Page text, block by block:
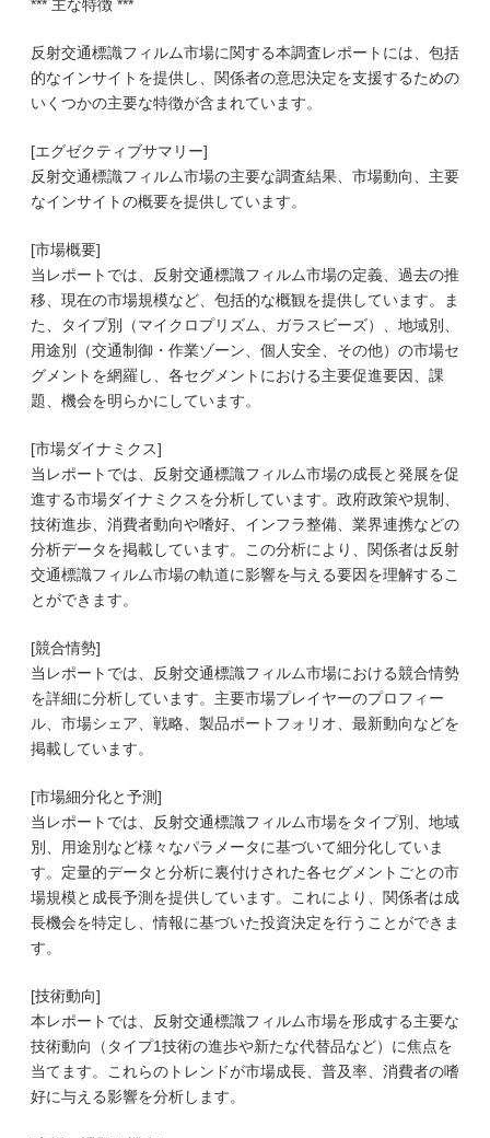
*** 主な特徴 ***
反射交通標識フィルム市場に関する本調査レポートには、包括
的なインサイトを提供し、関係者の意思決定を支援するための
いくつかの主要な特徴が含まれています。
[エグゼクティブサマリー]
反射交通標識フィルム市場の主要な調査結果、市場動向、主要
なインサイトの概要を提供しています。
[市場概要]
当レポートでは、反射交通標識フィルム市場の定義、過去の推
移、現在の市場規模など、包括的な概観を提供しています。ま
た、タイプ別（マイクロプリズム、ガラスビーズ）、地域別、
用途別（交通制御・作業ゾーン、個人安全、その他）の市場セ
グメントを網羅し、各セグメントにおける主要促進要因、課
題、機会を明らかにしています。
[市場ダイナミクス]
当レポートでは、反射交通標識フィルム市場の成長と発展を促
進する市場ダイナミクスを分析しています。政府政策や規制、
技術進歩、消費者動向や嗜好、インフラ整備、業界連携などの
分析データを掲載しています。この分析により、関係者は反射
交通標識フィルム市場の軌道に影響を与える要因を理解するこ
とができます。
[競合情勢]
当レポートでは、反射交通標識フィルム市場における競合情勢
を詳細に分析しています。主要市場プレイヤーのプロフィー
ル、市場シェア、戦略、製品ポートフォリオ、最新動向などを
掲載しています。
[市場細分化と予測]
当レポートでは、反射交通標識フィルム市場をタイプ別、地域
別、用途別など様々なパラメータに基づいて細分化していま
す。定量的データと分析に裏付けされた各セグメントごとの市
場規模と成長予測を提供しています。これにより、関係者は成
長機会を特定し、情報に基づいた投資決定を行うことができま
す。
[技術動向]
本レポートでは、反射交通標識フィルム市場を形成する主要な
技術動向（タイプ1技術の進歩や新たな代替品など）に焦点を
当てます。これらのトレンドが市場成長、普及率、消費者の嗜
好に与える影響を分析します。